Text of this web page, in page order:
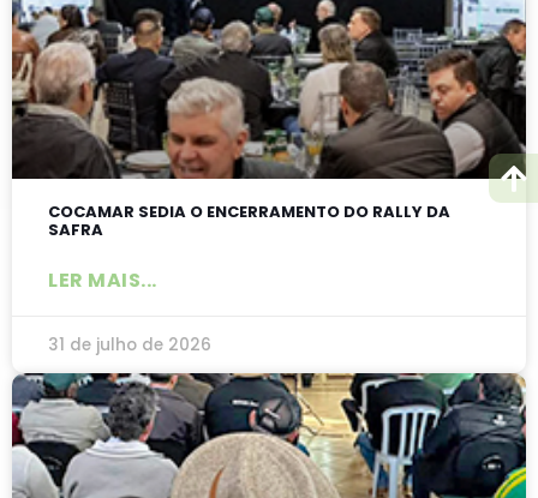
COCAMAR SEDIA O ENCERRAMENTO DO RALLY DA
SAFRA
LER MAIS...
31 de julho de 2026